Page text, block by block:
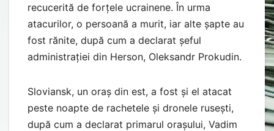
recucerită de forțele ucrainene. În urma
atacurilor, o persoană a murit, iar alte șapte au
fost rănite, după cum a declarat șeful
administrației din Herson, Oleksandr Prokudin.
Sloviansk, un oraș din est, a fost și el atacat
peste noapte de rachetele și dronele rusești,
după cum a declarat primarul orașului, Vadim